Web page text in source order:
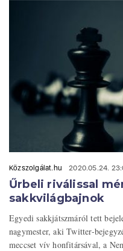
Közszolgálat.hu 2020.05.24.
Űrbeli riválissal
sakkvilágbajnok
Egyedi sakkjátszmáról tett
nagymester, aki Twitter-
meccset vív honfitársával, a